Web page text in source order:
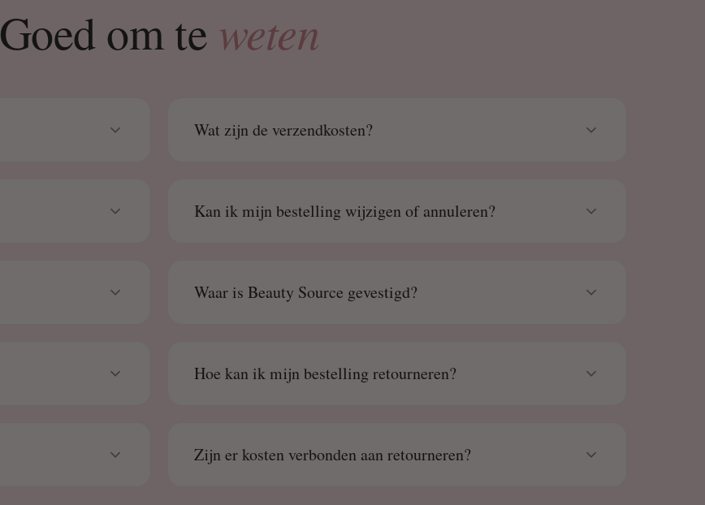
Goed om te weten
Wat zijn de verzendkosten?
Kan ik mijn bestelling wijzigen of annuleren?
Waar is Beauty Source gevestigd?
Hoe kan ik mijn bestelling retourneren?
Zijn er kosten verbonden aan retourneren?